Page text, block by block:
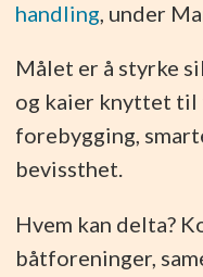
handling , under
Målet er å styrke
og kaier knyttet til
forebygging,
bevissthet.
Hvem kan delta?
båtforeninger,